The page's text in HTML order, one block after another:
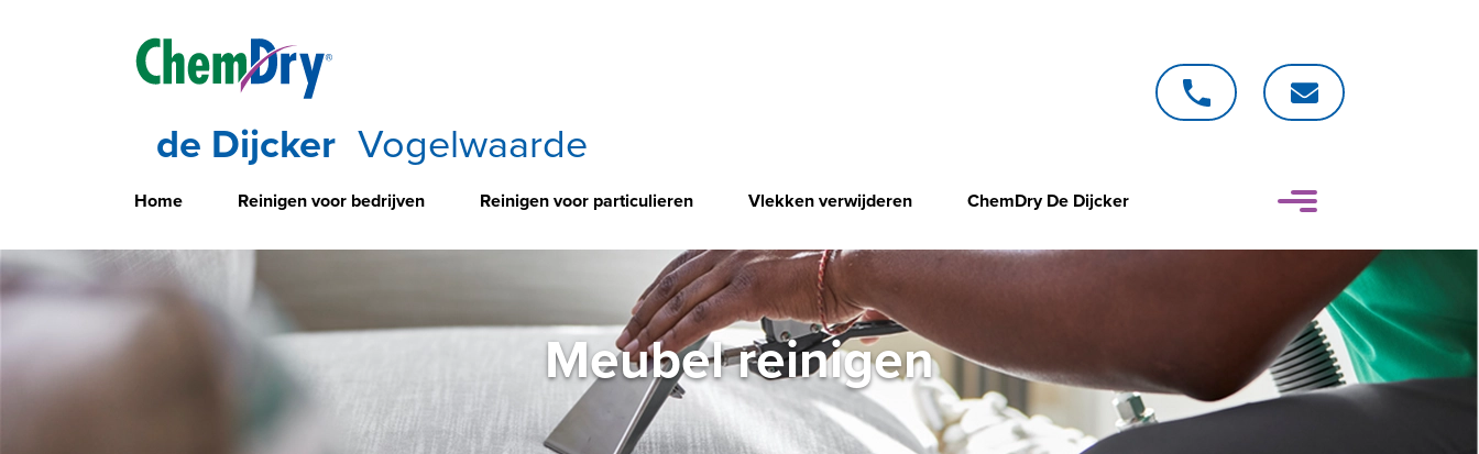
de Dijcker Vogelwaarde
Home Reinigen voor bedrijven Reinigen voor particulieren Vlekken verwijderen ChemDry De Dijcker
Meubel reinigen